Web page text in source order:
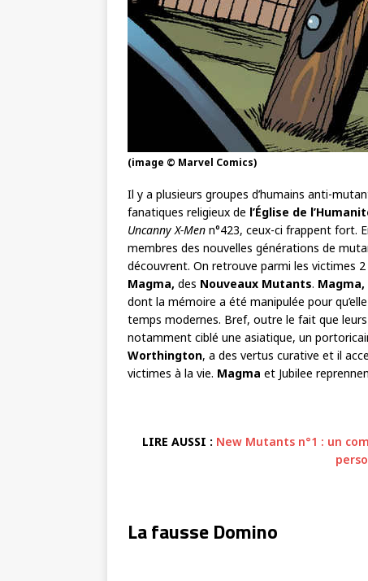
(image © Marvel Comics)
Il y a plusieurs groupes d’humains anti-
fanatiques religieux de l’Église de
Uncanny X-Men n°423, ceux-ci frappent fort.
membres des nouvelles générations de
découvrent. On retrouve parmi les victimes
Magma, des Nouveaux Mutants. Magma,
dont la mémoire a été manipulée pour
temps modernes. Bref, outre le fait que
notamment ciblé une asiatique, un
Worthington, a des vertus curative et il
victimes à la vie. Magma et Jubilee
LIRE AUSSI : New Mutants n°1 : un
La fausse Domino